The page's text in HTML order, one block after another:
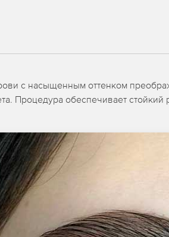
с насыщенным оттенком
Процедура обеспечивает стойкий